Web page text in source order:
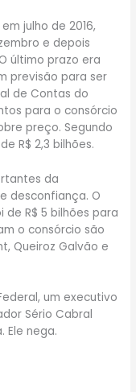
julho de 2016,
e depois
último prazo era
previsão para ser
de Contas do
para o consórcio
preço. Segundo
R$ 2,3 bilhões.
da
desconfiança. O
R$ 5 bilhões para
o consórcio são
Queiroz Galvão e
um executivo
Sério Cabral
Ele nega.